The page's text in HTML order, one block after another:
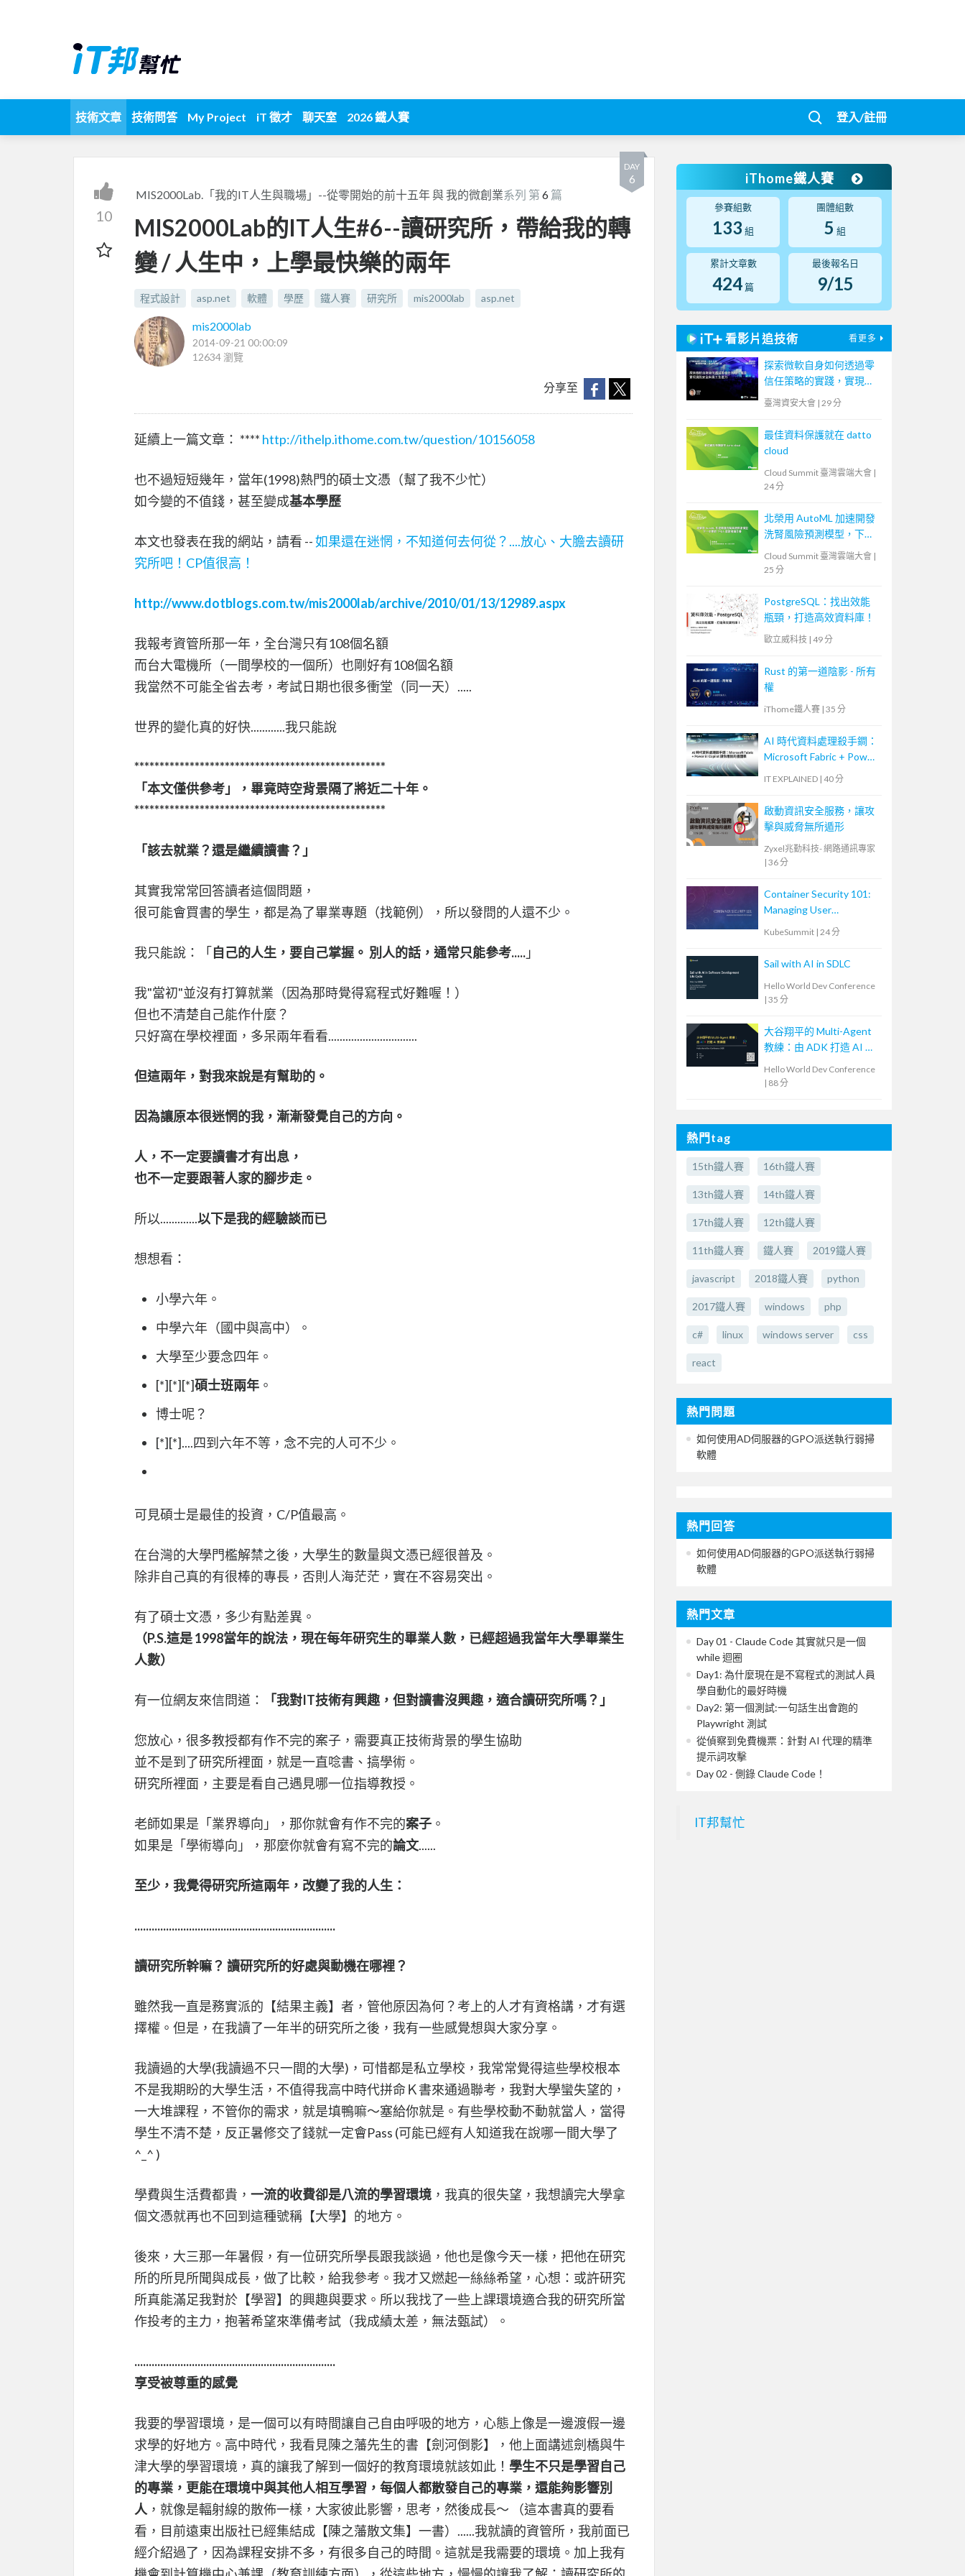
技術文章 技術問答 My Project iT 徵才 聊天室 2026 鐵人賽 登入/註冊
DAY
6
10
MIS2000Lab.「我的IT人生與職場」--從零開始的前十五年 與 我的微創業系列 第6 篇
MIS2000Lab的IT人生#6--讀研究所，帶給我的轉
變 / 人生中，上學最快樂的兩年
程式設計 asp.net 軟體 學歷 鐵人賽 研究所 mis2000lab asp.net
mis2000lab
2014-09-21 00:00:09
12634 瀏覽
分享至
延續上一篇文章： **** http://ithelp.ithome.com.tw/question/10156058
也不過短短幾年，當年(1998)熱門的碩士文憑（幫了我不少忙）
如今變的不值錢，甚至變成基本學歷
本文也發表在我的網站，請看 --如果還在迷惘，不知道何去何從？....放心、大膽去讀研
究所吧！CP值很高！
http://www.dotblogs.com.tw/mis2000lab/archive/2010/01/13/12989.aspx
我報考資管所那一年，全台灣只有108個名額
而台大電機所（一間學校的一個所）也剛好有108個名額
我當然不可能全省去考，考試日期也很多衝堂（同一天）.....
世界的變化真的好快............我只能說
**************************************************
「本文僅供參考」，畢竟時空背景隔了將近二十年。
**************************************************
「該去就業？還是繼續讀書？」
其實我常常回答讀者這個問題，
很可能會買書的學生，都是為了畢業專題（找範例），所以發問的人還不少。
我只能說：「自己的人生，要自己掌握。 別人的話，通常只能參考..... 」
我"當初"並沒有打算就業（因為那時覺得寫程式好難喔！）
但也不清楚自己能作什麼？
只好窩在學校裡面，多呆兩年看看...............................
但這兩年，對我來說是有幫助的。
因為讓原本很迷惘的我，漸漸發覺自己的方向。
人，不一定要讀書才有出息，
也不一定要跟著人家的腳步走。
所以.............以下是我的經驗談而已
想想看：
小學六年。
中學六年（國中與高中）。
大學至少要念四年。
[*][*][*]碩士班兩年 。
博士呢？
[*][*]....四到六年不等，念不完的人可不少。
可見碩士是最佳的投資，C/P值最高。
在台灣的大學門檻解禁之後，大學生的數量與文憑已經很普及。
除非自己真的有很棒的專長，否則人海茫茫，實在不容易突出。
有了碩士文憑，多少有點差異。
（P.S.這是 1998當年的說法，現在每年研究生的畢業人數，已經超過我當年大學畢業生
人數）
有一位網友來信問道： 「我對IT技術有興趣，但對讀書沒興趣，適合讀研究所嗎？」
您放心，很多教授都有作不完的案子，需要真正技術背景的學生協助
並不是到了研究所裡面，就是一直唸書、搞學術。
研究所裡面，主要是看自己遇見哪一位指導教授。
老師如果是「業界導向」，那你就會有作不完的案子 。
如果是「學術導向」，那麼你就會有寫不完的論文......
至少，我覺得研究所這兩年，改變了我的人生：
......................................................................
讀研究所幹嘛？ 讀研究所的好處與動機在哪裡？
雖然我一直是務實派的【結果主義】者，管他原因為何？考上的人才有資格講，才有選
擇權。但是，在我讀了一年半的研究所之後，我有一些感覺想與大家分享。
我讀過的大學(我讀過不只一間的大學)，可惜都是私立學校，我常常覺得這些學校根本
不是我期盼的大學生活，不值得我高中時代拼命Ｋ書來通過聯考，我對大學蠻失望的，
一大堆課程，不管你的需求，就是填鴨嘛～塞給你就是。有些學校動不動就當人，當得
學生不清不楚，反正暑修交了錢就一定會Pass (可能已經有人知道我在說哪一間大學了
^_^ )
學費與生活費都貴， 一流的收費卻是八流的學習環境 ，我真的很失望，我想讀完大學拿
個文憑就再也不回到這種號稱【大學】的地方。
後來，大三那一年暑假，有一位研究所學長跟我談過，他也是像今天一樣，把他在研究
所的所見所聞與成長，做了比較，給我參考。我才又燃起一絲絲希望，心想：或許研究
所真能滿足我對於【學習】的興趣與要求。所以我找了一些上課環境適合我的研究所當
作投考的主力，抱著希望來準備考試（我成績太差，無法甄試）。
......................................................................
享受被尊重的感覺
我要的學習環境，是一個可以有時間讓自己自由呼吸的地方，心態上像是一邊渡假一邊
求學的好地方。高中時代，我看見陳之藩先生的書【劍河倒影】，他上面講述劍橋與牛
津大學的學習環境，真的讓我了解到一個好的教育環境就該如此！ 學生不只是學習自己
的專業，更能在環境中與其他人相互學習，每個人都散發自己的專業，還能夠影響別
人 ，就像是輻射線的散佈一樣，大家彼此影響，思考，然後成長～ （這本書真的要看
看，目前遠東出版社已經集結成【陳之藩散文集】一書）......我就讀的資管所，我前面已
經介紹過了，因為課程安排不多，有很多自己的時間。這就是我需要的環境。加上我有
iThome鐵人賽
參賽組數
133 組
團體組數
5 組
累計文章數
424 篇
最後報名日
9/15
看影片追技術 看更多
探索微軟自身如何透過零
信任策略的實踐，實現資
訊安全與員工生產力
臺灣資安大會 | 29 分
最佳資料保護就在 datto
cloud
Cloud Summit 臺灣雲端大會 |
24 分
北榮用 AutoML 加速開發
洗腎風險預測模型，下一
步要取 TFDA 認證推廣全
臺
Cloud Summit 臺灣雲端大會 |
25 分
PostgreSQL：找出效能
瓶頸，打造高效資料庫！
歐立威科技 | 49 分
Rust 的第一道陰影 - 所有
權
iThome鐵人賽 | 35 分
AI 時代資料處理殺手鐧：
Microsoft Fabric + Power
BI Copilot 讓你用說的畫
IT EXPLAINED | 40 分
啟動資訊安全服務，讓攻
擊與威脅無所遁形
Zyxel兆勤科技- 網路通訊專家
| 36 分
Container Security 101:
Managing User
Permissions for Volumes
KubeSummit | 24 分
Sail with AI in SDLC
Hello World Dev Conference
| 35 分
大谷翔平的 Multi-Agent
教練：由 ADK 打造 AI 教
Hello World Dev Conference
| 88 分
熱門tag
15th鐵人賽 16th鐵人賽
13th鐵人賽 14th鐵人賽
17th鐵人賽 12th鐵人賽
11th鐵人賽 鐵人賽 2019鐵人賽
javascript 2018鐵人賽 python
2017鐵人賽 windows php
c# linux windows server css
react
熱門問題
如何使用AD伺服器的GPO派送執行弱掃
軟體
熱門回答
如何使用AD伺服器的GPO派送執行弱掃
軟體
熱門文章
Day 01 - Claude Code 其實就只是一個
while 迴圈
Day1: 為什麼現在是不寫程式的測試人員
學自動化的最好時機
Day2: 第一個測試:一句話生出會跑的
Playwright 測試
從偵察到免費機票：針對 AI 代理的精準
提示詞攻擊
Day 02 - 側錄 Claude Code！
IT邦幫忙